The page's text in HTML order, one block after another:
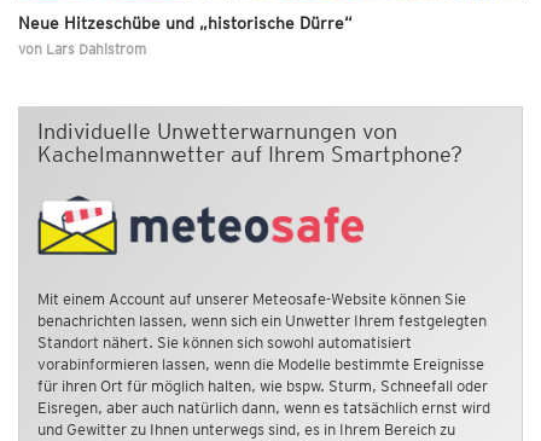
Neue Hitzeschübe und „historische Dürre“
von Lars Dahlstrom
Individuelle Unwetterwarnungen von
Kachelmannwetter auf Ihrem Smartphone?
Mit einem Account auf unserer Meteosafe-Website können Sie
benachrichten lassen, wenn sich ein Unwetter Ihrem festgelegten
Standort nähert. Sie können sich sowohl automatisiert
vorabinformieren lassen, wenn die Modelle bestimmte Ereignisse
für ihren Ort für möglich halten, wie bspw. Sturm, Schneefall oder
Eisregen, aber auch natürlich dann, wenn es tatsächlich ernst wird
und Gewitter zu Ihnen unterwegs sind, es in Ihrem Bereich zu